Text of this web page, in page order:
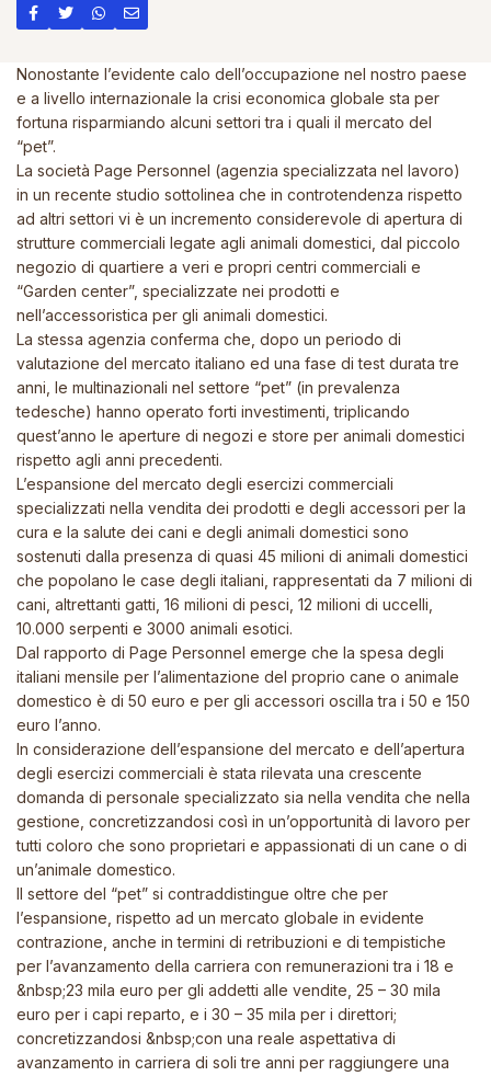
Nonostante l’evidente calo dell’occupazione nel nostro paese
e a livello internazionale la crisi economica globale sta per
fortuna risparmiando alcuni settori tra i quali il mercato del
“pet”.
La società Page Personnel (agenzia specializzata nel lavoro)
in un recente studio sottolinea che in controtendenza rispetto
ad altri settori vi è un incremento considerevole di apertura di
strutture commerciali legate agli animali domestici, dal piccolo
negozio di quartiere a veri e propri centri commerciali e
“Garden center”, specializzate nei prodotti e
nell’accessoristica per gli animali domestici.
La stessa agenzia conferma che, dopo un periodo di
valutazione del mercato italiano ed una fase di test durata tre
anni, le multinazionali nel settore “pet” (in prevalenza
tedesche) hanno operato forti investimenti, triplicando
quest’anno le aperture di negozi e store per animali domestici
rispetto agli anni precedenti.
L’espansione del mercato degli esercizi commerciali
specializzati nella vendita dei prodotti e degli accessori per la
cura e la salute dei cani e degli animali domestici sono
sostenuti dalla presenza di quasi 45 milioni di animali domestici
che popolano le case degli italiani, rappresentati da 7 milioni di
cani, altrettanti gatti, 16 milioni di pesci, 12 milioni di uccelli,
10.000 serpenti e 3000 animali esotici.
Dal rapporto di Page Personnel emerge che la spesa degli
italiani mensile per l’alimentazione del proprio cane o animale
domestico è di 50 euro e per gli accessori oscilla tra i 50 e 150
euro l’anno.
In considerazione dell’espansione del mercato e dell’apertura
degli esercizi commerciali è stata rilevata una crescente
domanda di personale specializzato sia nella vendita che nella
gestione, concretizzandosi così in un’opportunità di lavoro per
tutti coloro che sono proprietari e appassionati di un cane o di
un’animale domestico.
Il settore del “pet” si contraddistingue oltre che per
l’espansione, rispetto ad un mercato globale in evidente
contrazione, anche in termini di retribuzioni e di tempistiche
per l’avanzamento della carriera con remunerazioni tra i 18 e
&nbsp;23 mila euro per gli addetti alle vendite, 25 – 30 mila
euro per i capi reparto, e i 30 – 35 mila per i direttori;
concretizzandosi &nbsp;con una reale aspettativa di
avanzamento in carriera di soli tre anni per raggiungere una